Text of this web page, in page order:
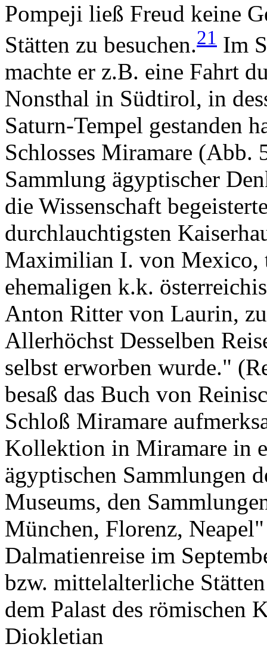
Pompeji ließ Freud keine
Stätten zu besuchen.21 Im
machte er z.B. eine Fahrt
Nonsthal in Südtirol, in
Saturn-Tempel gestanden
Schlosses Miramare (Abb.
Sammlung ägyptischer
die Wissenschaft
durchlauchtigsten
Maximilian I. von Mexico,
ehemaligen k.k.
Anton Ritter von Laurin,
Allerhöchst Desselben
selbst erworben wurde."
besaß das Buch von
Schloß Miramare
Kollektion in Miramare in
ägyptischen Sammlungen
Museums, den
München, Florenz,
Dalmatienreise im
bzw. mittelalterliche
dem Palast des römischen
Diokletian